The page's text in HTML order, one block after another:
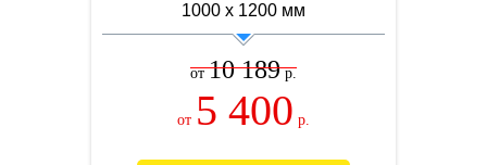
1000 х 1200 мм
от10 189р.
от 5 400 р.